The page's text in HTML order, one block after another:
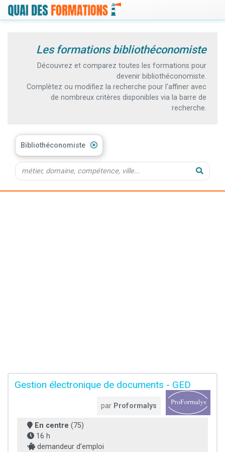
Les formations bibliothéconomiste
Découvrez et comparez toutes les formations pour
devenir bibliothéconomiste.
Complètez ou modifiez la recherche pour l'affiner avec
de nombreux critères disponibles via la barre de
recherche.
Bibliothéconomiste
Gestion électronique de documents - GED
par Proformalys
En centre (75)
16 h
demandeur d’emploi